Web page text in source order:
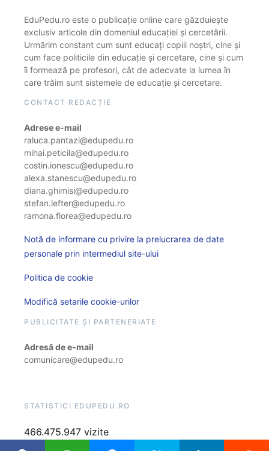
EduPedu.ro este o publicație online care găzduiește
exclusiv articole din domeniul educației și cercetării.
Urmărim constant cum sunt educați copiii noștri, cine și
cum face politicile din educație și cercetare, cine și cum
îi formează pe profesori, cât de adecvate la lumea în
care trăim sunt sistemele de educație și cercetare.
CONTACT REDACȚIE
Adrese e-mail
raluca.pantazi@edupedu.ro
mihai.peticila@edupedu.ro
costin.ionescu@edupedu.ro
alexa.stanescu@edupedu.ro
diana.ghimisi@edupedu.ro
stefan.lefter@edupedu.ro
ramona.florea@edupedu.ro
Notă de informare cu privire la prelucrarea de date
personale prin intermediul site-ului
Politica de cookie
Modifică setarile cookie-urilor
PUBLICITATE ȘI PARTENERIATE
Adresă de e-mail
comunicare@edupedu.ro
STATISTICI EDUPEDU.RO
466.475.947 vizite